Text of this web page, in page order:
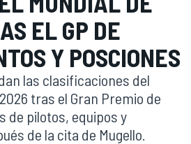
EL GP DE
Y POSCIONES
las clasificaciones del
tras el Gran Premio de
de pilotos, equipos y
de la cita de Mugello.